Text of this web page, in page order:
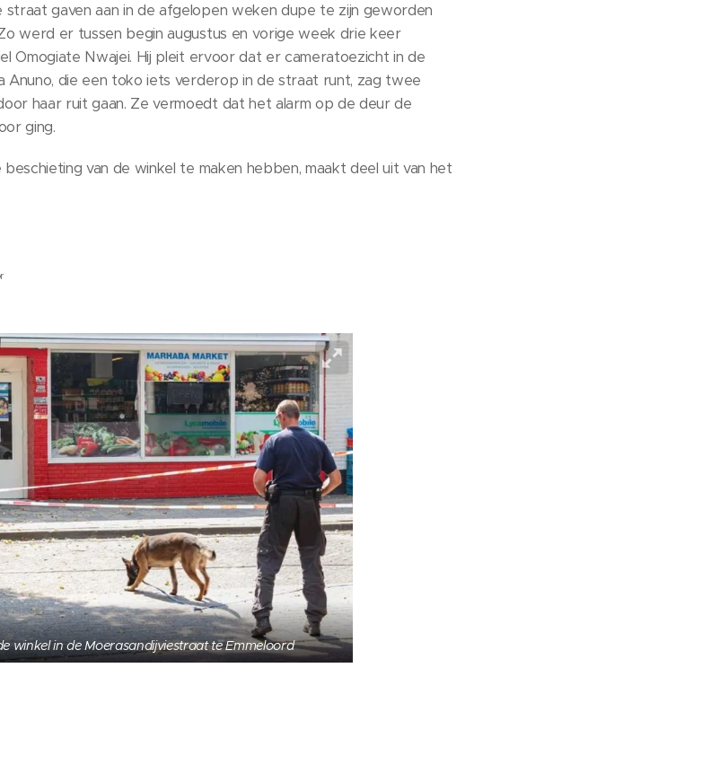
gaven aan in de afgelopen weken dupe te zijn geworden
werd er tussen begin augustus en vorige week drie keer
Omogiate Nwajei. Hij pleit ervoor dat er cameratoezicht in de
Anuno, die een toko iets verderop in de straat runt, zag twee
haar ruit gaan. Ze vermoedt dat het alarm op de deur de
ging.
van de winkel te maken hebben, maakt deel uit van het
winkel in de Moerasandijviestraat te Emmeloord